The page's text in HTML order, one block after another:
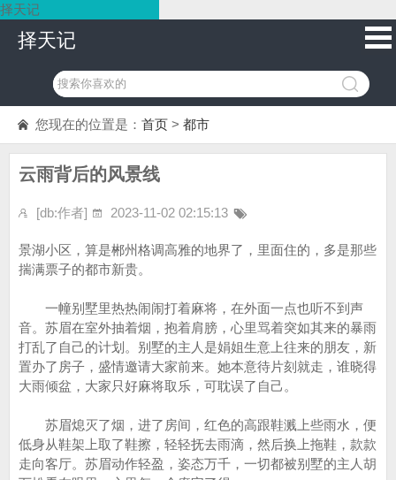
择天记
择天记
您现在的位置是： 首页 > 都市
云雨背后的风景线
[db:作者] 2023-11-02 02:15:13
景湖小区，算是郴州格调高雅的地界了，里面住的，多是那些
揣满票子的都市新贵。
一幢别墅里热热闹闹打着麻将，在外面一点也听不到声
音。苏眉在室外抽着烟，抱着肩膀，心里骂着突如其来的暴雨
打乱了自己的计划。别墅的主人是娟姐生意上往来的朋友，新
置办了房子，盛情邀请大家前来。她本意待片刻就走，谁晓得
大雨倾盆，大家只好麻将取乐，可耽误了自己。
苏眉熄灭了烟，进了房间，红色的高跟鞋溅上些雨水，便
低身从鞋架上取了鞋擦，轻轻抚去雨滴，然后换上拖鞋，款款
走向客厅。苏眉动作轻盈，姿态万千，一切都被别墅的主人胡